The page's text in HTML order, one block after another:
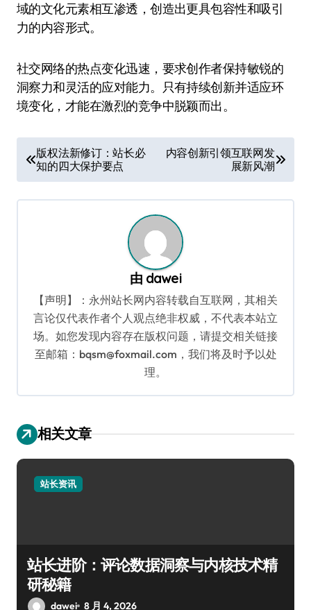
域的文化元素相互渗透，创造出更具包容性和吸引
力的内容形式。
社交网络的热点变化迅速，要求创作者保持敏锐的
洞察力和灵活的应对能力。只有持续创新并适应环
境变化，才能在激烈的竞争中脱颖而出。
章
导
版权法新修订：站长必
知的四大保护要点
内容创新引领互联网发
展新风潮
由 dawei
【声明】：永州站长网内容转载自互联网，其相关
言论仅代表作者个人观点绝非权威，不代表本站立
场。如您发现内容存在版权问题，请提交相关链接
至邮箱：bqsm@foxmail.com，我们将及时予以处
理。
相关文章
站长资讯
站长进阶：评论数据洞察与内核技术精
研秘籍
dawei 8 月 4, 2026